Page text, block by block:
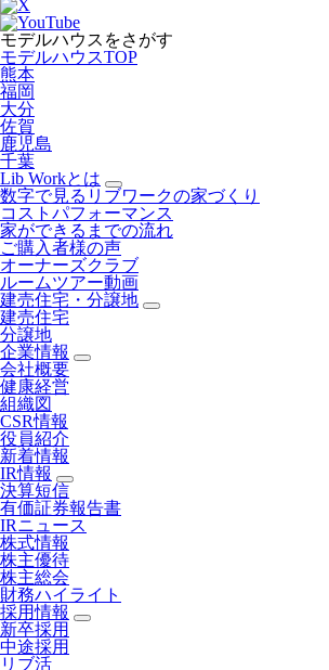
モデルハウスをさがす
モデルハウスTOP
熊本
福岡
大分
佐賀
鹿児島
千葉
Lib Workとは
数字で見るリブワークの家づくり
コストパフォーマンス
家ができるまでの流れ
ご購入者様の声
オーナーズクラブ
ルームツアー動画
建売住宅・分譲地
建売住宅
分譲地
企業情報
会社概要
健康経営
組織図
CSR情報
役員紹介
新着情報
IR情報
決算短信
有価証券報告書
IRニュース
株式情報
株主優待
株主総会
財務ハイライト
採用情報
新卒採用
中途採用
リブ活